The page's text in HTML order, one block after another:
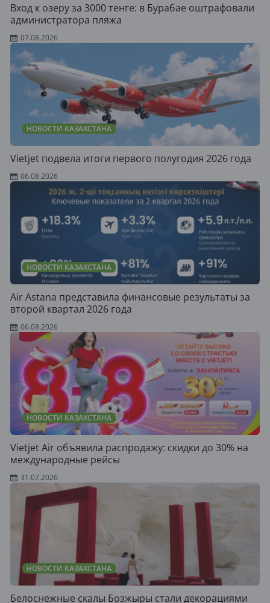
Вход к озеру за 3000 тенге: в Бурабае оштрафовали
администратора пляжа
07.08.2026
НОВОСТИ КАЗАХСТАНА
Vietjet подвела итоги первого полугодия 2026 года
06.08.2026
НОВОСТИ КАЗАХСТАНА
Air Astana представила финансовые результаты за
второй квартал 2026 года
06.08.2026
НОВОСТИ КАЗАХСТАНА
Vietjet Air объявила распродажу: скидки до 30% на
международные рейсы
31.07.2026
НОВОСТИ КАЗАХСТАНА
Белоснежные скалы Бозжыры стали декорациями